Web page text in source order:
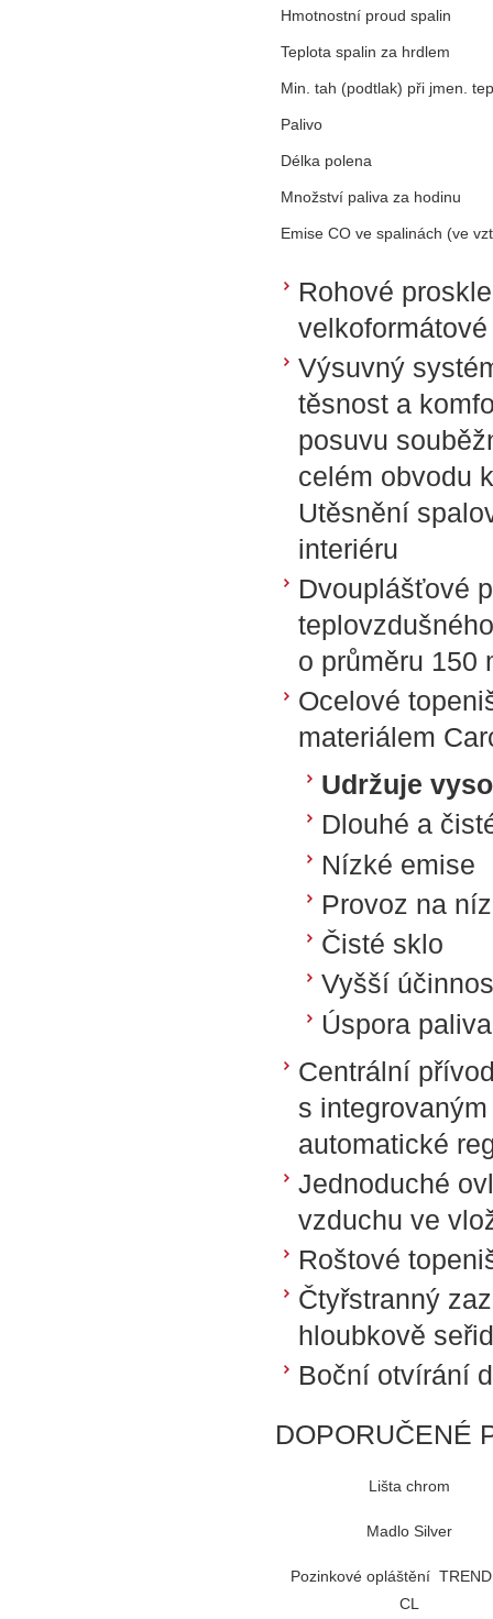
Hmotnostní proud spalin
Teplota spalin za hrdlem
Min. tah (podtlak) při jmen.
Palivo
Délka polena
Množství paliva za hodinu
Emise CO ve spalinách (ve
Rohové
Výsuvný
těsnost a
posuvu
celém obvodu
Utěsnění
interiéru
Dvouplášťové
o průměru 150
Ocelové
materiálem
Udržuje
Dlouhé a
Nízké emise
Provoz na
Čisté sklo
Vyšší
Úspora paliva
Centrální
s
automatické
Jednoduché
vzduchu ve
Roštové
Čtyřstranný
hloubkově
Boční otvírání
DOPORUČENÉ
Lišta chrom
Madlo Silver
Pozinkové opláštění
CL